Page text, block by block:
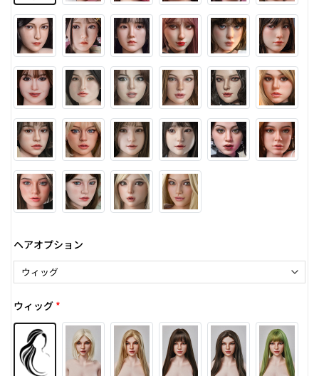
ヘアオプション
ウィッグ *